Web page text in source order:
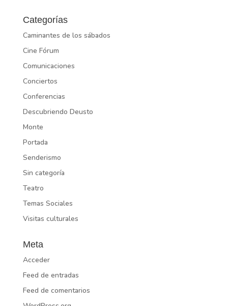
Categorías
Caminantes de los sábados
Cine Fórum
Comunicaciones
Conciertos
Conferencias
Descubriendo Deusto
Monte
Portada
Senderismo
Sin categoría
Teatro
Temas Sociales
Visitas culturales
Meta
Acceder
Feed de entradas
Feed de comentarios